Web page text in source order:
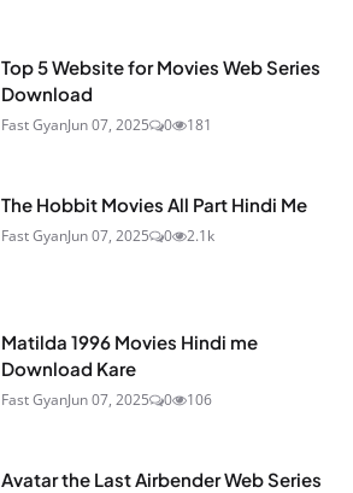
Top 5 Website for Movies Web Series
Download
Fast GyanJun 07, 2025 0 181
The Hobbit Movies All Part Hindi Me
Fast GyanJun 07, 2025 0 2.1k
Matilda 1996 Movies Hindi me
Download Kare
Fast GyanJun 07, 2025 0 106
Avatar the Last Airbender Web Series